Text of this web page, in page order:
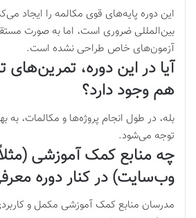
این دوره پایه‌های قوی مکالمه را ایجاد
بین‌المللی ضروری است، اما به صورت
آزمون‌های خاص طراحی نشده است.
آیا در این دوره، تمرین‌های
هم وجود دارد؟
بله، در طول انجام پروژه‌ها و مکالمات، به
توجه می‌شود.
چه منابع کمک آموزشی
وب‌سایت) در کنار دوره
مدرسان منابع کمک آموزشی مکمل و